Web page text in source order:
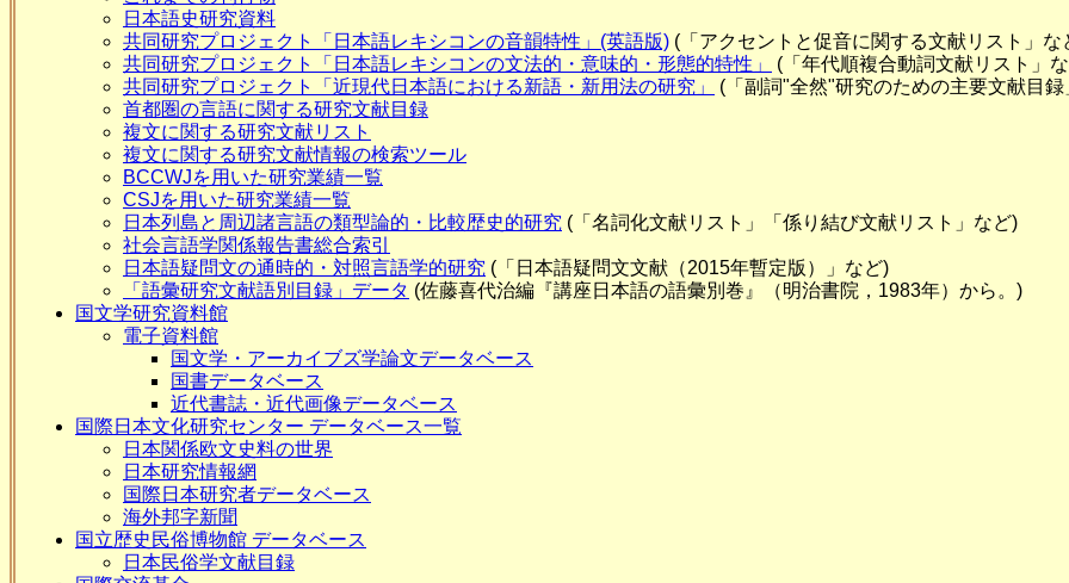
日本語史研究資料
共同研究プロジェクト「日本語レキシコンの音韻特性」(英語版) (「アクセントと促音に関する文献リスト」な
共同研究プロジェクト「日本語レキシコンの文法的・意味的・形態的特性」
(「年代順複合動詞文献リスト」
共同研究プロジェクト「近現代日本語における新語・新用法の研究」
(「副詞"全然"研究のための主要文献目録
首都圏の言語に関する研究文献目録
複文に関する研究文献リスト
複文に関する研究文献情報の検索ツール
BCCWJを用いた研究業績一覧
CSJを用いた研究業績一覧
日本列島と周辺諸言語の類型論的・比較歴史的研究 (「名詞化文献リスト」「係り結び文献リスト」など)
社会言語学関係報告書総合索引
日本語疑問文の通時的・対照言語学的研究 (「日本語疑問文文献（2015年暫定版）」など)
「語彙研究文献語別目録」データ (佐藤喜代治編『講座日本語の語彙別巻』（明治書院，1983年）から。)
国文学研究資料館
電子資料館
国文学・アーカイブズ学論文データベース
国書データベース
近代書誌・近代画像データベース
国際日本文化研究センター データベース一覧
日本関係欧文史料の世界
日本研究情報網
国際日本研究者データベース
海外邦字新聞
国立歴史民俗博物館 データベース
日本民俗学文献目録